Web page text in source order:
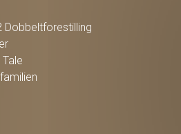
Dobbeltforestilling